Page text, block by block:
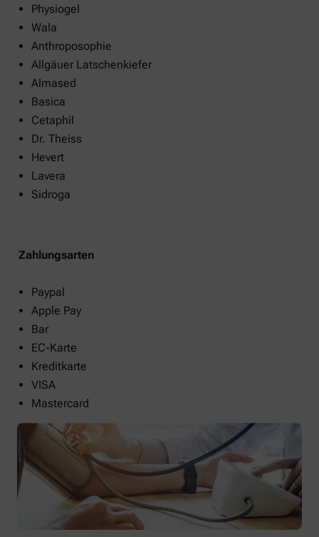
Physiogel
Wala
Anthroposophie
Allgäuer Latschenkiefer
Almased
Basica
Cetaphil
Dr. Theiss
Hevert
Lavera
Sidroga
Zahlungsarten
Paypal
Apple Pay
Bar
EC-Karte
Kreditkarte
VISA
Mastercard